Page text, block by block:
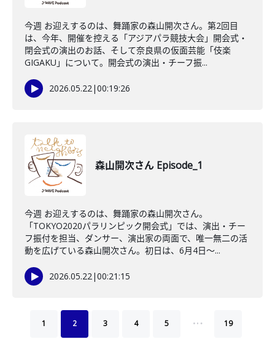
今週 お迎えするのは、舞踊家の森山開次さん。第2回目
は、今年、開催を控える「アジアパラ競技大会」開会式・
閉会式の演出のお話、そして奈良県の仮面芸能「伎楽
GIGAKU」について。開会式の演出・チーフ振...
2026.05.22|00:19:26
森山開次さん Episode_1
今週 お迎えするのは、舞踊家の森山開次さん。
「TOKYO2020パラリンピック開会式」では、演出・チー
フ振付を担当、ダンサー、演出家の両面で、唯一無二の活
動を広げている森山開次さん。初日は、6月4日～...
2026.05.22|00:21:15
1 2 3 4 5 … 19